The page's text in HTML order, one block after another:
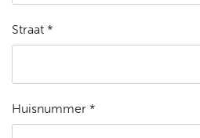
Straat *
Huisnummer *